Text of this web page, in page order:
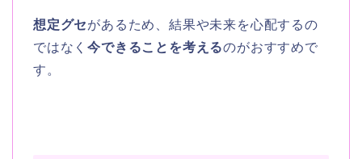
想定グセがあるため、結果や未来を心配するの
ではなく今できることを考えるのがおすすめで
す。